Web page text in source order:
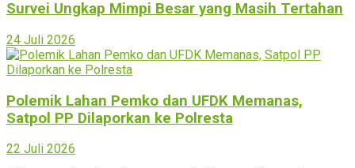
Survei Ungkap Mimpi Besar yang Masih Tertahan
24 Juli 2026
Polemik Lahan Pemko dan UFDK Memanas,
Satpol PP Dilaporkan ke Polresta
22 Juli 2026